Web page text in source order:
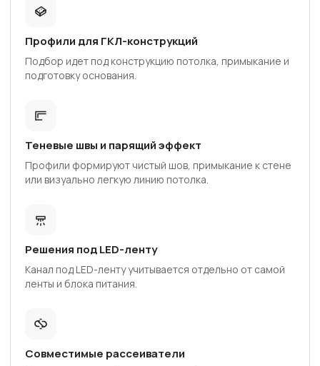
Профили для ГКЛ-конструкций
Подбор идет под конструкцию потолка, примыкание и
подготовку основания.
Теневые швы и парящий эффект
Профили формируют чистый шов, примыкание к стене
или визуально легкую линию потолка.
Решения под LED-ленту
Канал под LED-ленту учитывается отдельно от самой
ленты и блока питания.
Совместимые рассеиватели